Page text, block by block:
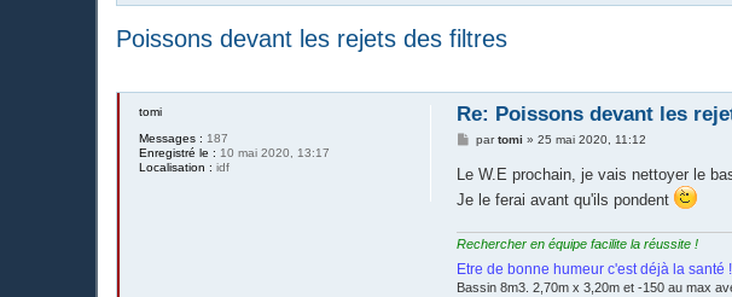
Poissons devant les rejets des filtres
tomi
Messages : 187
Enregistré le : 10 mai 2020, 13:17
Localisation : idf
Re: Poissons devant les
M
s
a
partomi »25 mai 2020, 11:12
Le W.E prochain, je vais nettoyer le
Je le ferai avant qu'ils pondent
Rechercher en équipe facilite la réussite !
Etre de bonne humeur c'est déjà la santé !
Bassin 8m3. 2,70m x 3,20m et -150 au max